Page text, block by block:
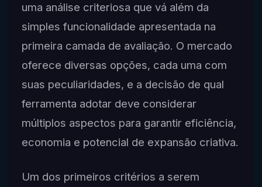
uma análise criteriosa que vá além da
simples funcionalidade apresentada na
primeira camada de avaliação. O mercado
oferece diversas opções, cada uma com
suas peculiaridades, e a decisão de qual
ferramenta adotar deve considerar
múltiplos aspectos para garantir eficiência,
economia e potencial de expansão criativa.
Um dos primeiros critérios a serem